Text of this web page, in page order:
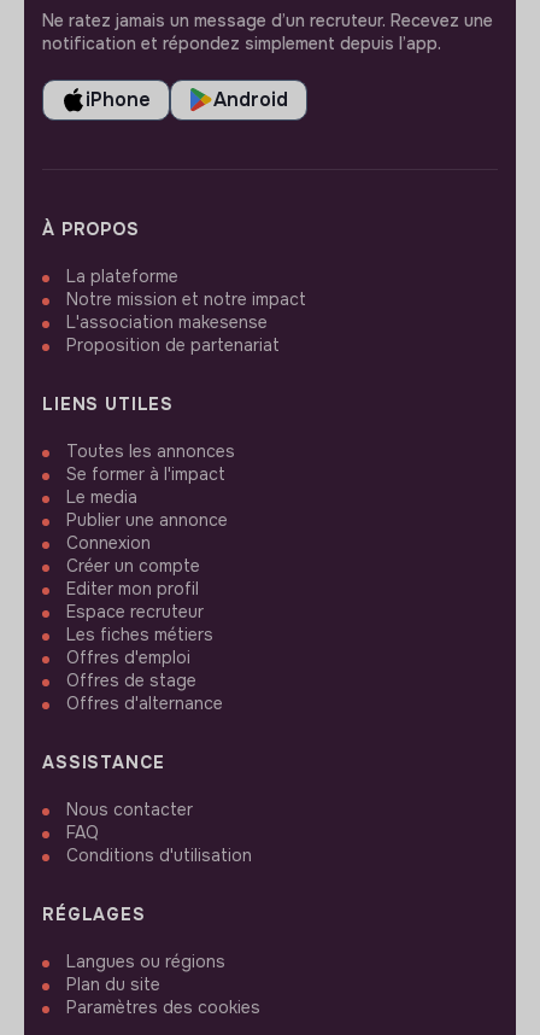
Ne ratez jamais un message d’un recruteur. Recevez une
notification et répondez simplement depuis l’app.
iPhone Android
À PROPOS
La plateforme
Notre mission et notre impact
L'association makesense
Proposition de partenariat
LIENS UTILES
Toutes les annonces
Se former à l'impact
Le media
Publier une annonce
Connexion
Créer un compte
Editer mon profil
Espace recruteur
Les fiches métiers
Offres d'emploi
Offres de stage
Offres d'alternance
ASSISTANCE
Nous contacter
FAQ
Conditions d'utilisation
RÉGLAGES
Langues ou régions
Plan du site
Paramètres des cookies